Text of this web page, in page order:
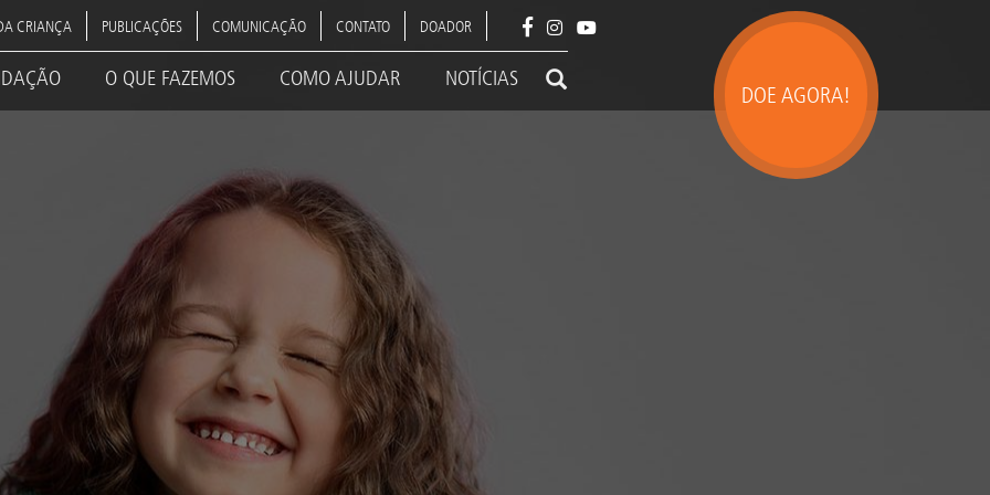
DOE AGORA!
CRIANÇA PUBLICAÇÕES COMUNICAÇÃO CONTATO DOADOR
O QUE FAZEMOS COMO AJUDAR NOTÍCIAS